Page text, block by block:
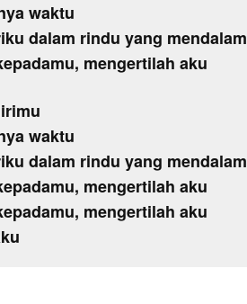
waktu
dalam rindu yang mendalam
mengertilah aku
waktu
dalam rindu yang mendalam
mengertilah aku
mengertilah aku